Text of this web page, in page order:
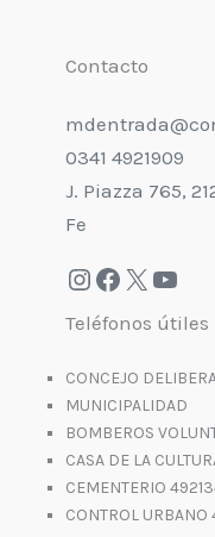
Contacto
0341 4921909
J. Piazza 765,
Fe
Teléfonos útiles
CONCEJO
MUNICIPALIDAD
BOMBEROS
CASA DE LA
CEMENTERIO
CONTROL